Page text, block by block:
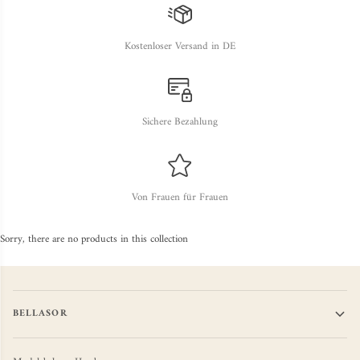
Kostenloser Versand in DE
Sichere Bezahlung
Von Frauen für Frauen
Sorry, there are no products in this collection
BELLASOR